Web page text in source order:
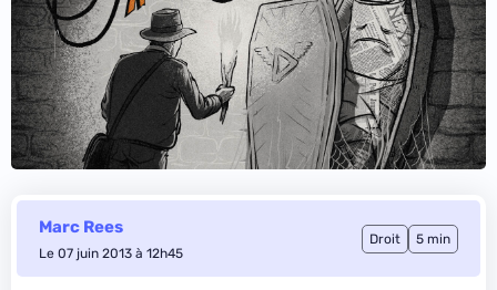
Marc Rees
Le 07 juin 2013 à 12h45
Droit 5 min